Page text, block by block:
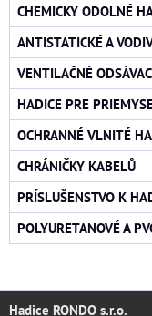
CHEMICKY ODOLNÉ
ANTISTATICKÉ A
VENTILAČNÉ
HADICE PRE
OCHRANNÉ VLNITÉ
CHRÁNIČKY KABELŮ
PRÍSLUŠENSTVO K
POLYURETANOVÉ A
Hadice RONDO s.r.o.